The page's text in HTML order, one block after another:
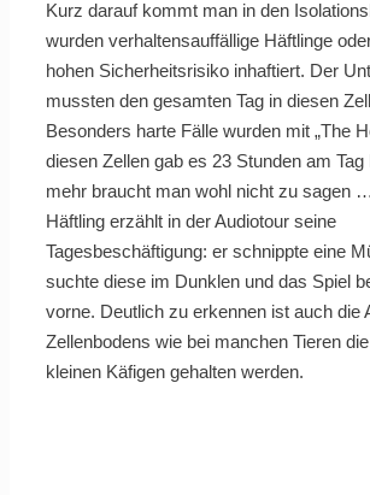
Kurz darauf kommt man in den
wurden verhaltensauffällige Häftlinge
hohen Sicherheitsrisiko inhaftiert. Der
mussten den gesamten Tag in diesen
Besonders harte Fälle wurden mit „The
diesen Zellen gab es 23 Stunden am
mehr braucht man wohl nicht zu sagen
Häftling erzählt in der Audiotour seine
Tagesbeschäftigung: er schnippte eine
suchte diese im Dunklen und das Spiel
vorne. Deutlich zu erkennen ist auch die
Zellenbodens wie bei manchen Tieren
kleinen Käfigen gehalten werden.